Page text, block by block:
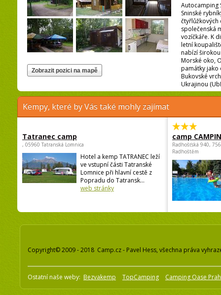
Autocamping
Sninské
čtyřlůžkových
společenská
vozíčkáře. K
letní
nabízí
Morské oko,
památky jako
Bukovské
Ukrajinou
Kempy, které by Vás také mohly zajímat
Tatranec camp
, 05960 Tatranská Lomnica
Hotel a kemp TATRANEC leží
ve vstupní části Tatranské
Lomnice při hlavní cestě z
Popradu do Tatransk...
web stránky
camp
Radhošťská 940,
Radhoštěm
Copyright© 2009 - 2018 Camp.cz - Pavel Hess, všechna práva
Ostatní naše weby: Bezvakemp TopCamping Camping Oase